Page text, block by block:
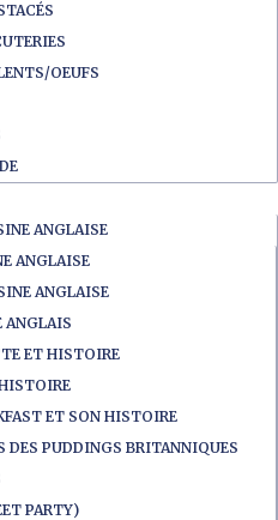
OEUFS
ANGLAISE
ANGLAISE
ANGLAISE
ANGLAIS
ET HISTOIRE
ET SON HISTOIRE
DES PUDDINGS BRITANNIQUES
PARTY)